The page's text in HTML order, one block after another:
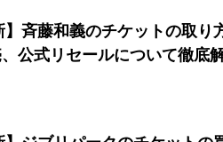
】斉藤和義のチケットの取
公式リセールについて徹底